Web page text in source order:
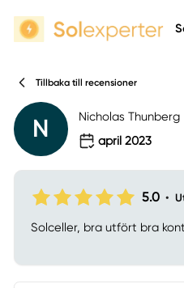
Tillbaka till recensioner
N
Nicholas Thunberg
april 2023
5.0 •
Solceller, bra utfört bra